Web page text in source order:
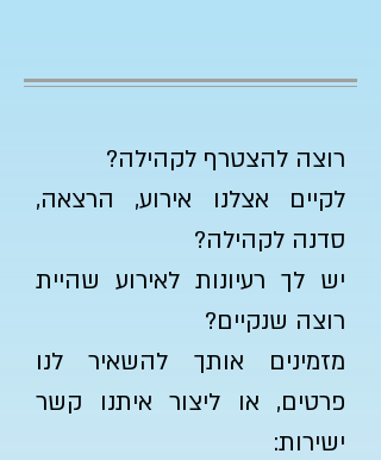
רוצה להצטרף לקהילה?
לקיים אצלנו אירוע, הרצאה,
סדנה לקהילה?
יש לך רעיונות לאירוע שהיית
רוצה שנקיים?
מזמינים אותך להשאיר לנו
פרטים, או ליצור איתנו קשר
ישירות: